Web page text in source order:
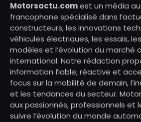
Motorsactu.comest un média
francophone spécialisé dans
constructeurs, les innovations
véhicules électriques, les essais,
modèles et l’évolution du marché
international. Notre rédaction
information fiable, réactive et
focus sur la mobilité de demain,
et les tendances du secteur.
aux passionnés, professionnels et
suivre l’évolution du monde